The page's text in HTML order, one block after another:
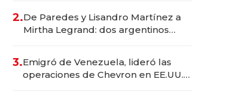
marcas "fast premium"
2.De Paredes y Lisandro Martínez a
Mirtha Legrand: dos argentinos
3.Emigró de Venezuela, lideró las
operaciones de Chevron en EE.UU. y